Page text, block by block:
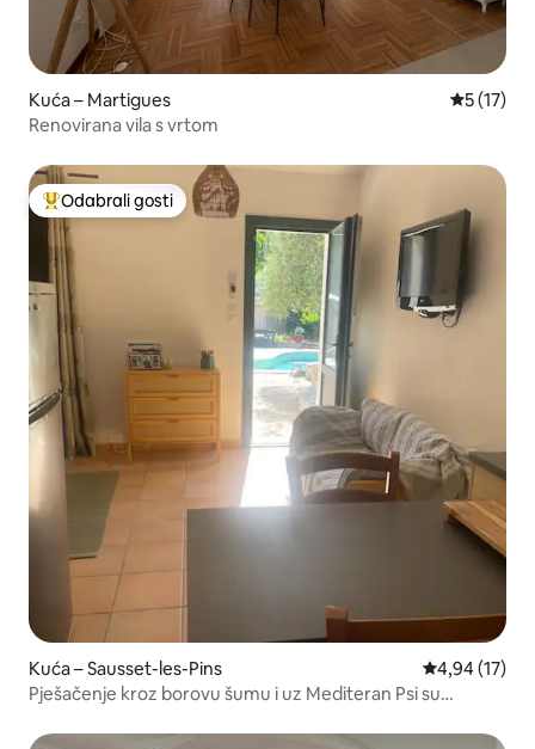
Kuća – Martigues Prosječna
5 (17)
Renovirana vila s vrtom
Među najviše rangiranima s oznakom „Odabrali gosti”
Odabrali gosti
Kuća – Sausset-les-Pins Prosječna
4,94 (17)
Pješačenje kroz borovu šumu i uz Mediteran Psi su